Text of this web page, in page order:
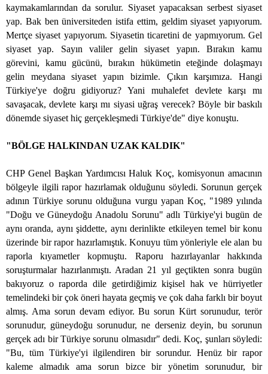
kaymakamlarından da sorulur. Siyaset yapacaksan serbest siyaset
yap. Bak ben üniversiteden istifa ettim, geldim siyaset yapıyorum.
Mertçe siyaset yapıyorum. Siyasetin ticaretini de yapmıyorum. Gel
siyaset yap. Sayın valiler gelin siyaset yapın. Bırakın kamu
görevini, kamu gücünü, bırakın hükümetin eteğinde dolaşmayı
gelin meydana siyaset yapın bizimle. Çıkın karşımıza. Hangi
Türkiye'ye doğru gidiyoruz? Yani muhalefet devlete karşı mı
savaşacak, devlete karşı mı siyasi uğraş verecek? Böyle bir baskılı
dönemde siyaset hiç gerçekleşmedi Türkiye'de" diye konuştu.
"BÖLGE HALKINDAN UZAK KALDIK"
CHP Genel Başkan Yardımcısı Haluk Koç, komisyonun amacının
bölgeyle ilgili rapor hazırlamak olduğunu söyledi. Sorunun gerçek
adının Türkiye sorunu olduğuna vurgu yapan Koç, "1989 yılında
"Doğu ve Güneydoğu Anadolu Sorunu" adlı Türkiye'yi bugün de
aynı oranda, aynı şiddette, aynı derinlikte etkileyen temel bir konu
üzerinde bir rapor hazırlamıştık. Konuyu tüm yönleriyle ele alan bu
raporla kıyametler kopmuştu. Raporu hazırlayanlar hakkında
soruşturmalar hazırlanmıştı. Aradan 21 yıl geçtikten sonra bugün
bakıyoruz o raporda dile getirdiğimiz kişisel hak ve hürriyetler
temelindeki bir çok öneri hayata geçmiş ve çok daha farklı bir boyut
almış. Ama sorun devam ediyor. Bu sorun Kürt sorunudur, terör
sorunudur, güneydoğu sorunudur, ne derseniz deyin, bu sorunun
gerçek adı bir Türkiye sorunu olmasıdır" dedi. Koç, şunları söyledi:
"Bu, tüm Türkiye'yi ilgilendiren bir sorundur. Henüz bir rapor
kaleme almadık ama sorun bizce bir yönetim sorunudur, bir